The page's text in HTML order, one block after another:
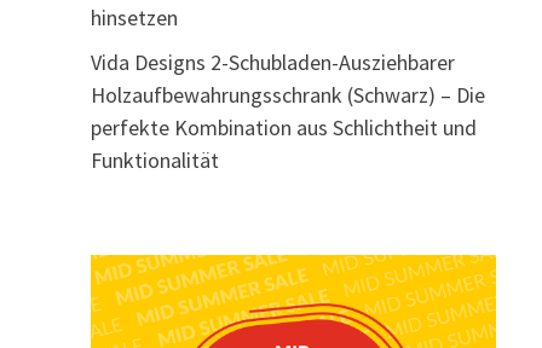
hinsetzen
Vida Designs 2-Schubladen-Ausziehbarer
Holzaufbewahrungsschrank (Schwarz) – Die
perfekte Kombination aus Schlichtheit und
Funktionalität